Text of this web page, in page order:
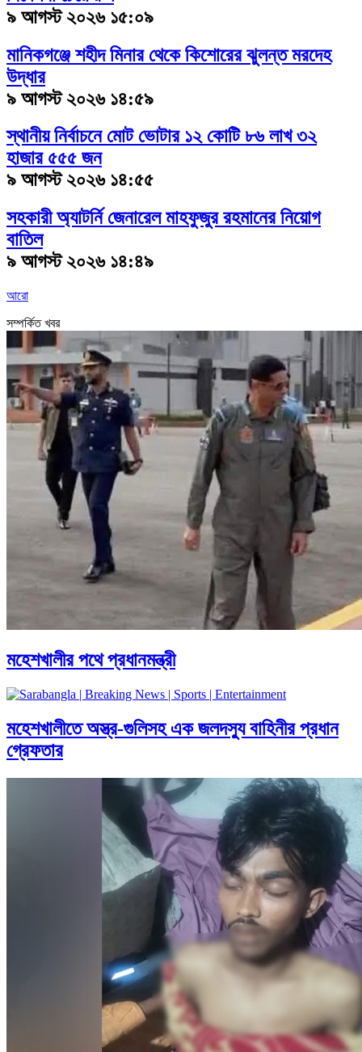
৯ আগস্ট ২০২৬ ১৫:০৯
মানিকগঞ্জে শহীদ মিনার থেকে কিশোরের ঝুলন্ত মরদেহ
উদ্ধার
৯ আগস্ট ২০২৬ ১৪:৫৯
স্থানীয় নির্বাচনে মোট ভোটার ১২ কোটি ৮৬ লাখ ৩২
হাজার ৫৫৫ জন
৯ আগস্ট ২০২৬ ১৪:৫৫
সহকারী অ্যাটর্নি জেনারেল মাহফুজুর রহমানের নিয়োগ
বাতিল
৯ আগস্ট ২০২৬ ১৪:৪৯
আরো
সম্পর্কিত খবর
মহেশখালীর পথে প্রধানমন্ত্রী
মহেশখালীতে অস্ত্র-গুলিসহ এক জলদস্যু বাহিনীর প্রধান
গ্রেফতার